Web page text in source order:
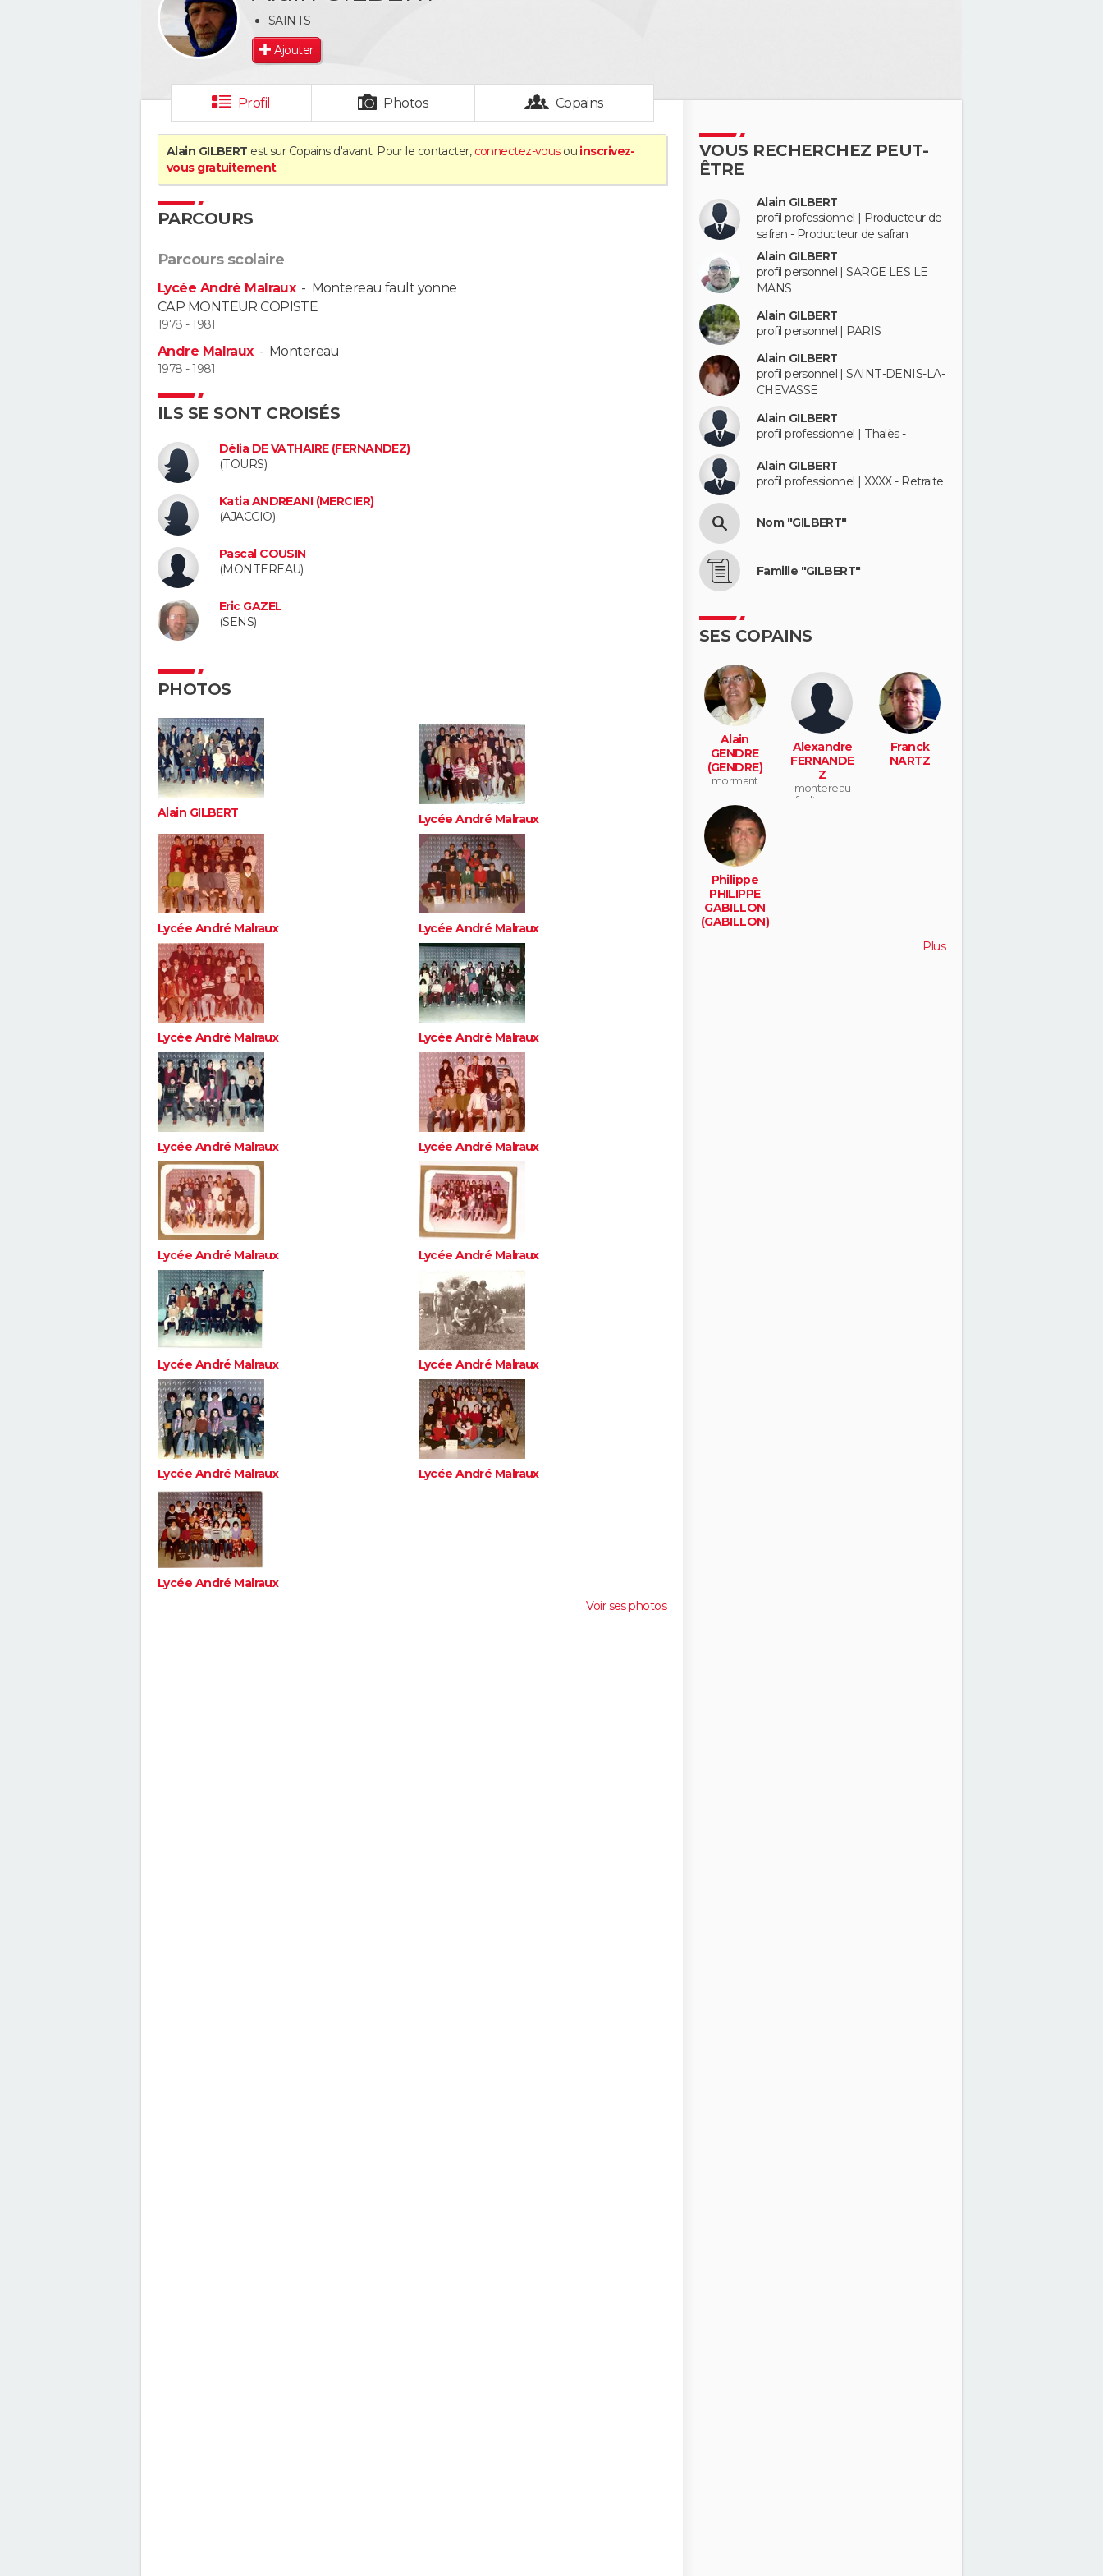
SAINTS
Ajouter
Profil Photos Copains
Alain GILBERT est sur Copains d'avant. Pour le contacter, connectez-vousou inscrivez-
vous gratuitement.
PARCOURS
Parcours scolaire
Lycée André Malraux- Montereau fault yonne
CAP MONTEUR COPISTE
1978 - 1981
Andre Malraux- Montereau
1978 - 1981
ILS SE SONT CROISÉS
Délia DE VATHAIRE (FERNANDEZ)
(TOURS)
Katia ANDREANI (MERCIER)
(AJACCIO)
Pascal COUSIN
(MONTEREAU)
Eric GAZEL
(SENS)
PHOTOS
Alain GILBERT Lycée André Malraux
Lycée André Malraux Lycée André Malraux
Lycée André Malraux Lycée André Malraux
Lycée André Malraux Lycée André Malraux
Lycée André Malraux Lycée André Malraux
Lycée André Malraux Lycée André Malraux
Lycée André Malraux Lycée André Malraux
Lycée André Malraux
Voir ses photos
VOUS RECHERCHEZ PEUT-
ÊTRE
Alain GILBERT
profil professionnel | Producteur de
safran - Producteur de safran
Alain GILBERT
profil personnel | SARGE LES LE
MANS
Alain GILBERT
profil personnel | PARIS
Alain GILBERT
profil personnel | SAINT-DENIS-LA-
CHEVASSE
Alain GILBERT
profil professionnel | Thalès -
Alain GILBERT
profil professionnel | XXXX - Retraite
Nom "GILBERT"
Famille "GILBERT"
SES COPAINS
Alain
GENDRE
(GENDRE)
mormant
Alexandre
FERNANDE
Z
montereau
fault yonne
Franck
NARTZ
Philippe
PHILIPPE
GABILLON
(GABILLON)
Plus